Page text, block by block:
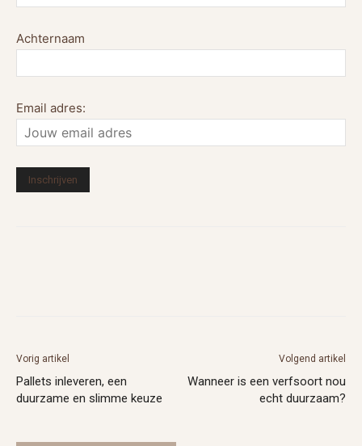
Achternaam
Email adres:
Vorig artikel
Pallets inleveren, een
duurzame en slimme keuze
Volgend artikel
Wanneer is een verfsoort nou
echt duurzaam?